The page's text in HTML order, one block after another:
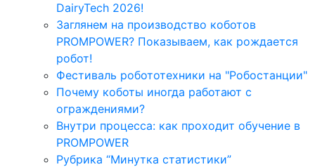
DairyTech 2026!
Заглянем на производство коботов
PROMPOWER? Показываем, как рождается
робот!
Фестиваль робототехники на "Робостанции"
Почему коботы иногда работают с
ограждениями?
Внутри процесса: как проходит обучение в
PROMPOWER
Рубрика “Минутка статистики”